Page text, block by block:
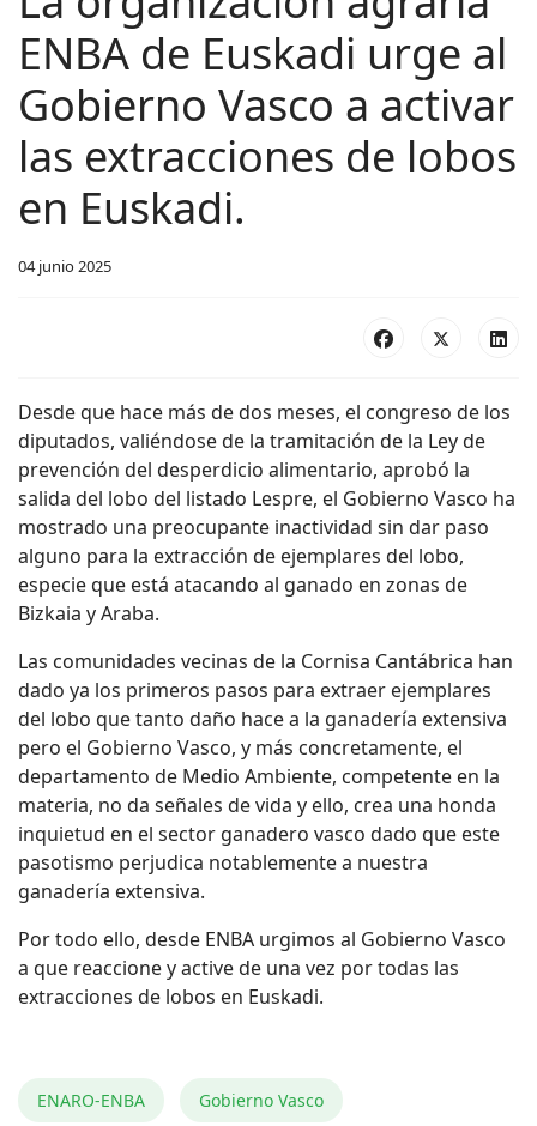
ENBA de Euskadi urge al
Gobierno Vasco a activar
las extracciones de lobos
en Euskadi.
04 junio 2025
Desde que hace más de dos meses, el congreso de los
diputados, valiéndose de la tramitación de la Ley de
prevención del desperdicio alimentario, aprobó la
salida del lobo del listado Lespre, el Gobierno Vasco ha
mostrado una preocupante inactividad sin dar paso
alguno para la extracción de ejemplares del lobo,
especie que está atacando al ganado en zonas de
Bizkaia y Araba.
Las comunidades vecinas de la Cornisa Cantábrica han
dado ya los primeros pasos para extraer ejemplares
del lobo que tanto daño hace a la ganadería extensiva
pero el Gobierno Vasco, y más concretamente, el
departamento de Medio Ambiente, competente en la
materia, no da señales de vida y ello, crea una honda
inquietud en el sector ganadero vasco dado que este
pasotismo perjudica notablemente a nuestra
ganadería extensiva.
Por todo ello, desde ENBA urgimos al Gobierno Vasco
a que reaccione y active de una vez por todas las
extracciones de lobos en Euskadi.
ENARO-ENBA Gobierno Vasco